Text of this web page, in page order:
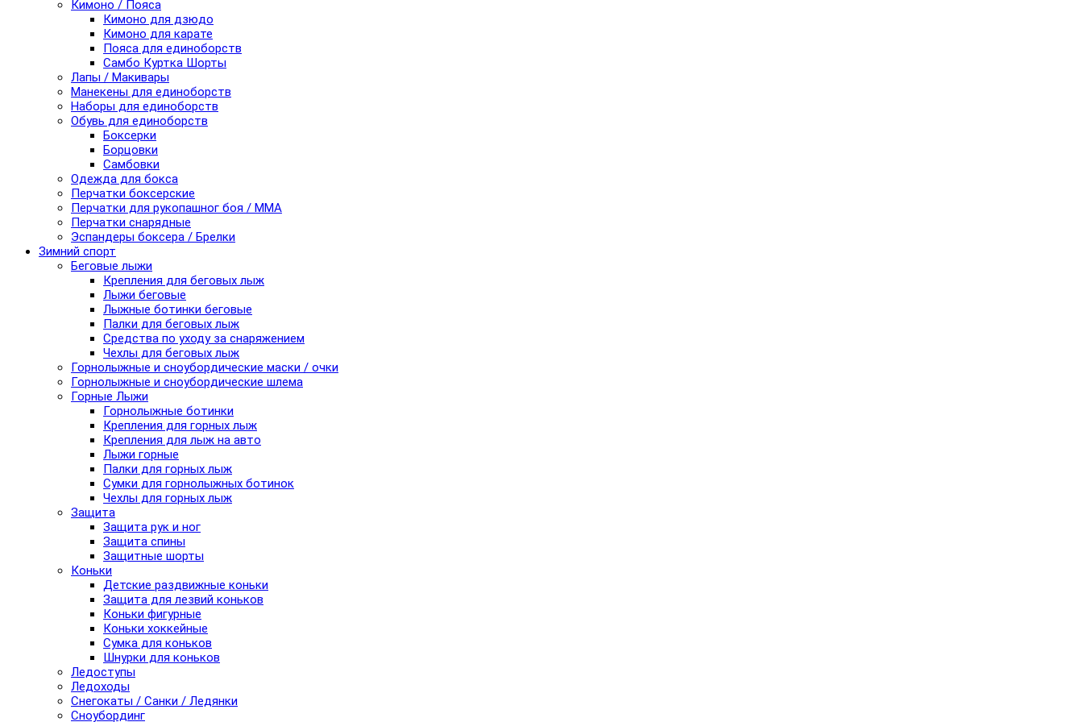
Кимоно / Пояса
Кимоно для дзюдо
Кимоно для карате
Пояса для единоборств
Самбо Куртка Шорты
Лапы / Макивары
Манекены для единоборств
Наборы для единоборств
Обувь для единоборств
Боксерки
Борцовки
Самбовки
Одежда для бокса
Перчатки боксерские
Перчатки для рукопашног боя / ММА
Перчатки снарядные
Эспандеры боксера / Брелки
Зимний спорт
Беговые лыжи
Крепления для беговых лыж
Лыжи беговые
Лыжные ботинки беговые
Палки для беговых лыж
Средства по уходу за снаряжением
Чехлы для беговых лыж
Горнолыжные и сноубордические маски / очки
Горнолыжные и сноубордические шлема
Горные Лыжи
Горнолыжные ботинки
Крепления для горных лыж
Крепления для лыж на авто
Лыжи горные
Палки для горных лыж
Сумки для горнолыжных ботинок
Чехлы для горных лыж
Защита
Защита рук и ног
Защита спины
Защитные шорты
Коньки
Детские раздвижные коньки
Защита для лезвий коньков
Коньки фигурные
Коньки хоккейные
Сумка для коньков
Шнурки для коньков
Ледоступы
Ледоходы
Снегокаты / Санки / Ледянки
Сноубординг